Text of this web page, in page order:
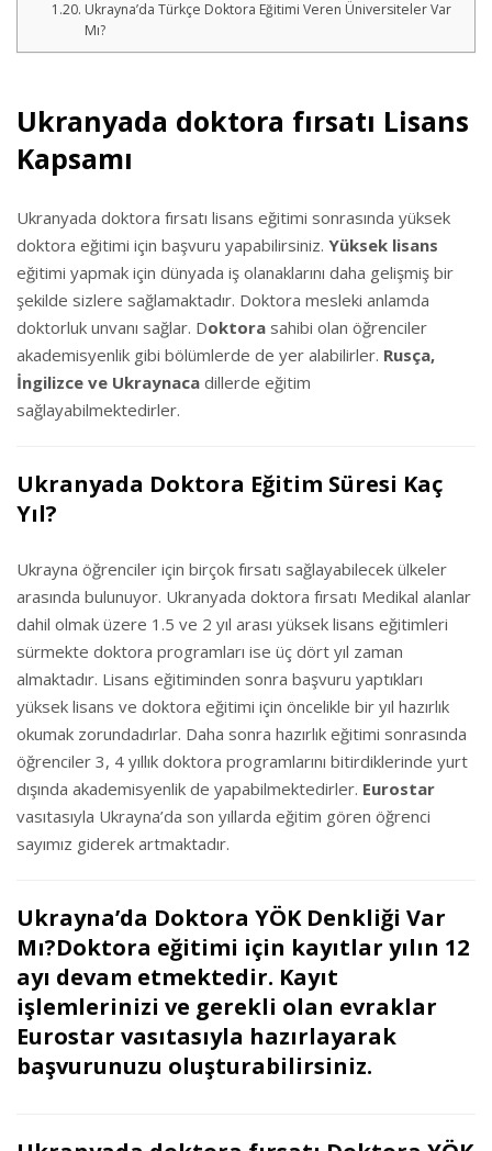
Ukrayna’da Türkçe Doktora Eğitimi Veren Üniversiteler Var
Mı?
Ukranyada doktora fırsatı Lisans
Kapsamı
Ukranyada doktora fırsatı lisans eğitimi sonrasında yüksek
doktora eğitimi için başvuru yapabilirsiniz. Yüksek lisans
eğitimi yapmak için dünyada iş olanaklarını daha gelişmiş bir
şekilde sizlere sağlamaktadır. Doktora mesleki anlamda
doktorluk unvanı sağlar. Doktora sahibi olan öğrenciler
akademisyenlik gibi bölümlerde de yer alabilirler. Rusça,
İngilizce ve Ukraynaca dillerde eğitim
sağlayabilmektedirler.
Ukranyada Doktora Eğitim Süresi Kaç
Yıl?
Ukrayna öğrenciler için birçok fırsatı sağlayabilecek ülkeler
arasında bulunuyor. Ukranyada doktora fırsatı Medikal alanlar
dahil olmak üzere 1.5 ve 2 yıl arası yüksek lisans eğitimleri
sürmekte doktora programları ise üç dört yıl zaman
almaktadır. Lisans eğitiminden sonra başvuru yaptıkları
yüksek lisans ve doktora eğitimi için öncelikle bir yıl hazırlık
okumak zorundadırlar. Daha sonra hazırlık eğitimi sonrasında
öğrenciler 3, 4 yıllık doktora programlarını bitirdiklerinde yurt
dışında akademisyenlik de yapabilmektedirler. Eurostar
vasıtasıyla Ukrayna’da son yıllarda eğitim gören öğrenci
sayımız giderek artmaktadır.
Ukrayna’da Doktora YÖK Denkliği Var
Mı?Doktora eğitimi için kayıtlar yılın 12
ayı devam etmektedir. Kayıt
işlemlerinizi ve gerekli olan evraklar
Eurostar vasıtasıyla hazırlayarak
başvurunuzu oluşturabilirsiniz.